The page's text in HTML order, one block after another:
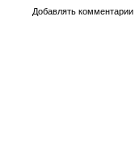
Добавлять комментарии